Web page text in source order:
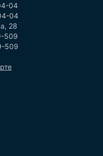
04
04
28
509
509